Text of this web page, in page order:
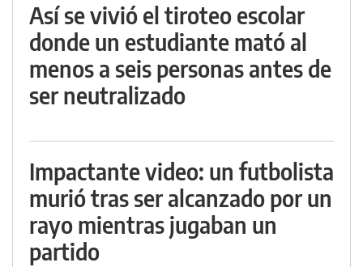
Así se vivió el tiroteo escolar
donde un estudiante mató al
menos a seis personas antes de
ser neutralizado
Impactante video: un futbolista
murió tras ser alcanzado por un
rayo mientras jugaban un
partido